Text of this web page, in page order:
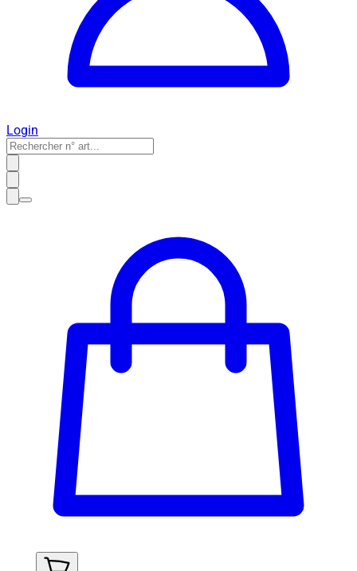
Login